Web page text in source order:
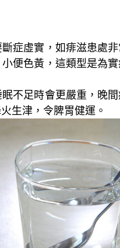
症虛實，如痱滋患處
便色黃，這類型是為
不足時會更嚴重，晚
生津，令脾胃健運。